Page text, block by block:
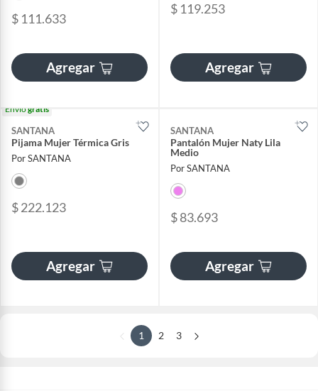
$ 111.633
Agregar
$ 119.253
Agregar
Envíogratis
SANTANA
Pijama Mujer Térmica Gris
Por SANTANA
$ 222.123
Agregar
SANTANA
Pantalón Mujer Naty Lila
Medio
Por SANTANA
$ 83.693
Agregar
1 2 3